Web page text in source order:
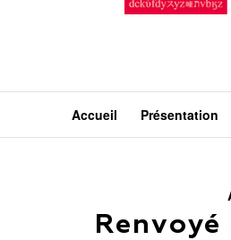
Accueil Présentation